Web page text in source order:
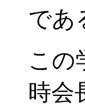
であ
この
時会